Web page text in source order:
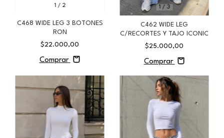
1 / 2
C468 WIDE LEG 3 BOTONES
RON
$22.000,00
Comprar
1 / 3
C462 WIDE LEG
C/RECORTES Y TAJO ICONIC
$25.000,00
Comprar